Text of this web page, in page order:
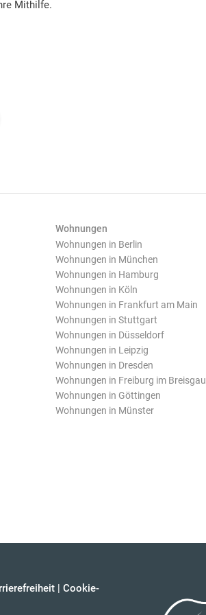
Mithilfe.
Wohnungen
Wohnungen in Berlin
Wohnungen in München
Wohnungen in Hamburg
Wohnungen in Köln
Wohnungen in Frankfurt am Main
Wohnungen in Stuttgart
Wohnungen in Düsseldorf
Wohnungen in Leipzig
Wohnungen in Dresden
Wohnungen in Freiburg im Breisgau
Wohnungen in Göttingen
Wohnungen in Münster
| Cookie-